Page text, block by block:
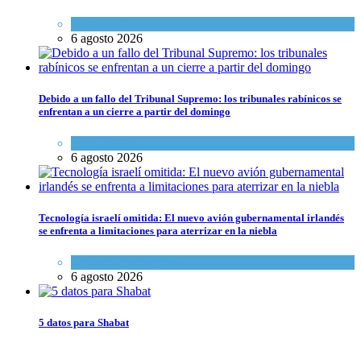
6 agosto 2026
Debido a un fallo del Tribunal Supremo: los tribunales rabínicos se
enfrentan a un cierre a partir del domingo
6 agosto 2026
Tecnología israelí omitida: El nuevo avión gubernamental irlandés
se enfrenta a limitaciones para aterrizar en la niebla
6 agosto 2026
5 datos para Shabat